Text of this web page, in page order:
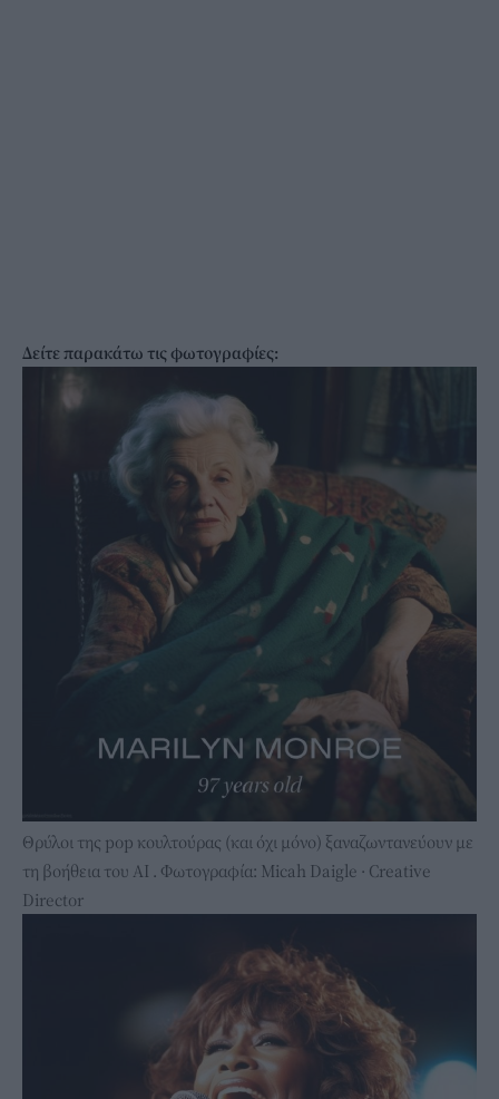
Δείτε παρακάτω τις φωτογραφίες:
Θρύλοι της pop κουλτούρας (και όχι μόνο) ξαναζωντανεύουν με
τη βοήθεια του ΑΙ . Φωτογραφία: Micah Daigle · Creative
Director